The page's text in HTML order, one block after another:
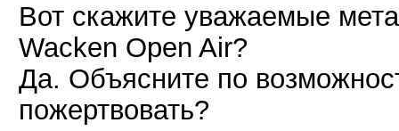
Вот скажите уважаемые
Wacken Open Air?
Да. Объясните по
пожертвовать?